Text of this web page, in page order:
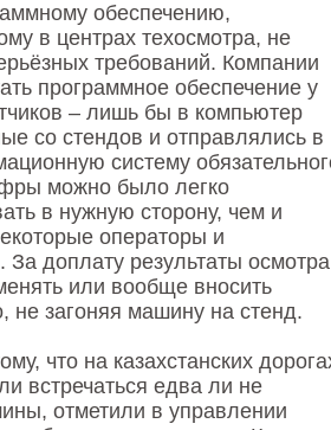
обеспечению,
в центрах техосмотра, не
требований. Компании
программное обеспечение у
– лишь бы в компьютер
со стендов и отправлялись в
систему
можно было легко
в нужную сторону, чем и
операторы и
За доплату результаты осмотра
или вообще вносить
не загоняя машину на стенд.
что на казахстанских
встречаться едва ли не
отметили в управлении